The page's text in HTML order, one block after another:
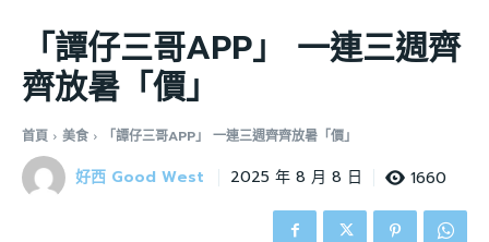
「譚仔三哥APP」 一連三週齊
齊放暑「價」
首頁 美食 「譚仔三哥APP」 一連三週齊齊放暑「價」
好西 Good West 2025 年 8 月 8 日 1660